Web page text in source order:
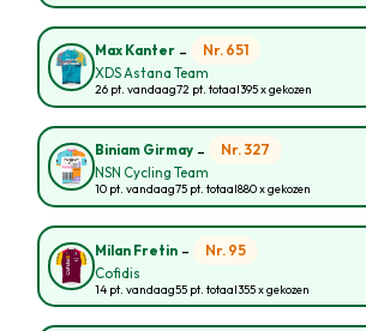
Max Kanter - Nr. 651
XDS Astana Team
26 pt. vandaag72 pt. totaal395 x gekozen
Biniam Girmay - Nr. 327
NSN Cycling Team
10 pt. vandaag75 pt. totaal880 x gekozen
Milan Fretin - Nr. 95
Cofidis
14 pt. vandaag55 pt. totaal355 x gekozen